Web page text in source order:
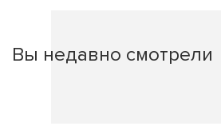
Вы недавно смотрели